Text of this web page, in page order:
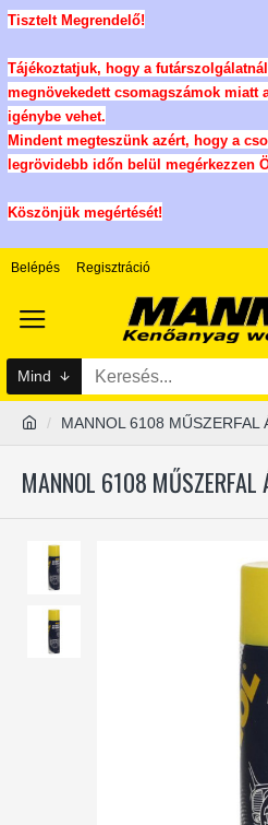
Tisztelt Megrendelő!
Tájékoztatjuk, hogy a
megnövekedett csomagszámok miatt
igénybe vehet.
Mindent megteszünk azért, hogy a
legrövidebb időn belül megérkezzen
Köszönjük megértését!
Belépés Regisztráció
Mind
MANNOL 6108 MŰSZERFAL
MANNOL 6108